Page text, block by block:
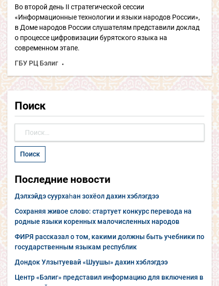
Во второй день II стратегической сессии
«Информационные технологии и языки народов России»,
в Доме народов России слушателям представили доклад
о процессе цифровизации бурятского языка на
современном этапе.
ГБУ РЦ Бэлиг
Поиск
Найти:
Последние новости
Дэлхэйдэ суурхаһан зохёол дахин хэблэгдээ
Сохраняя живое слово: стартует конкурс перевода на
родные языки коренных малочисленных народов
ФИРЯ рассказал о том, какими должны быть учебники по
государственным языкам республик
Дондок Улзытуевай «Шуушы» дахин хэблэгдээ
Центр «Бэлиг» представил информацию для включения в